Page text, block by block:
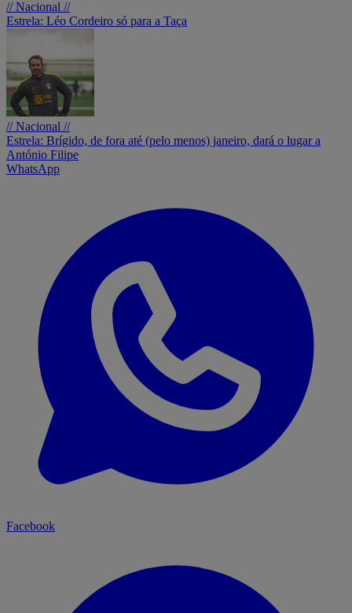
// Nacional //
Estrela: Léo Cordeiro só para a Taça
// Nacional //
Estrela: Brígido, de fora até (pelo menos) janeiro, dará o lugar a
António Filipe
WhatsApp
Facebook